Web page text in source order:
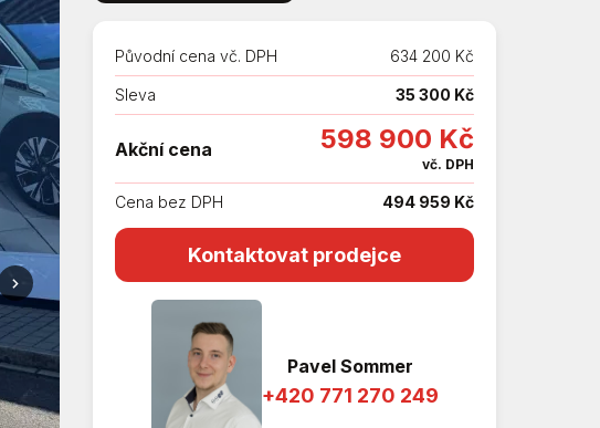
Původní cena vč. DPH 634 200 Kč
Sleva 35 300 Kč
Akční cena 598 900 Kč
vč. DPH
Cena bez DPH 494 959 Kč
Kontaktovat prodejce
Pavel Sommer
+420 771 270 249